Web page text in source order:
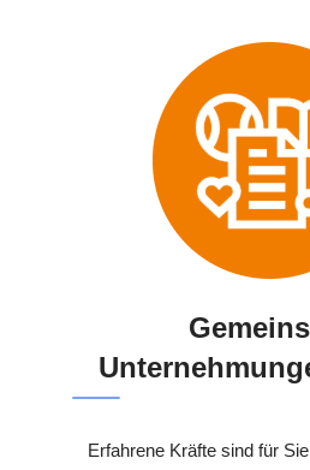
Erfahrene Kräfte sind für